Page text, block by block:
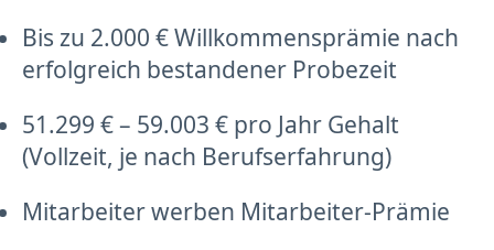
Bis zu 2.000 € Willkommensprämie nach
erfolgreich bestandener Probezeit
51.299 € – 59.003 € pro Jahr Gehalt
(Vollzeit, je nach Berufserfahrung)
Mitarbeiter werben Mitarbeiter-Prämie